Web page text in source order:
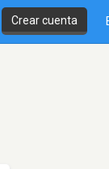
Crear cuenta